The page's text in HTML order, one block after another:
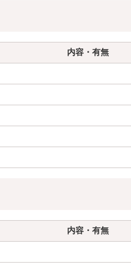
内容・有無
内容・有無